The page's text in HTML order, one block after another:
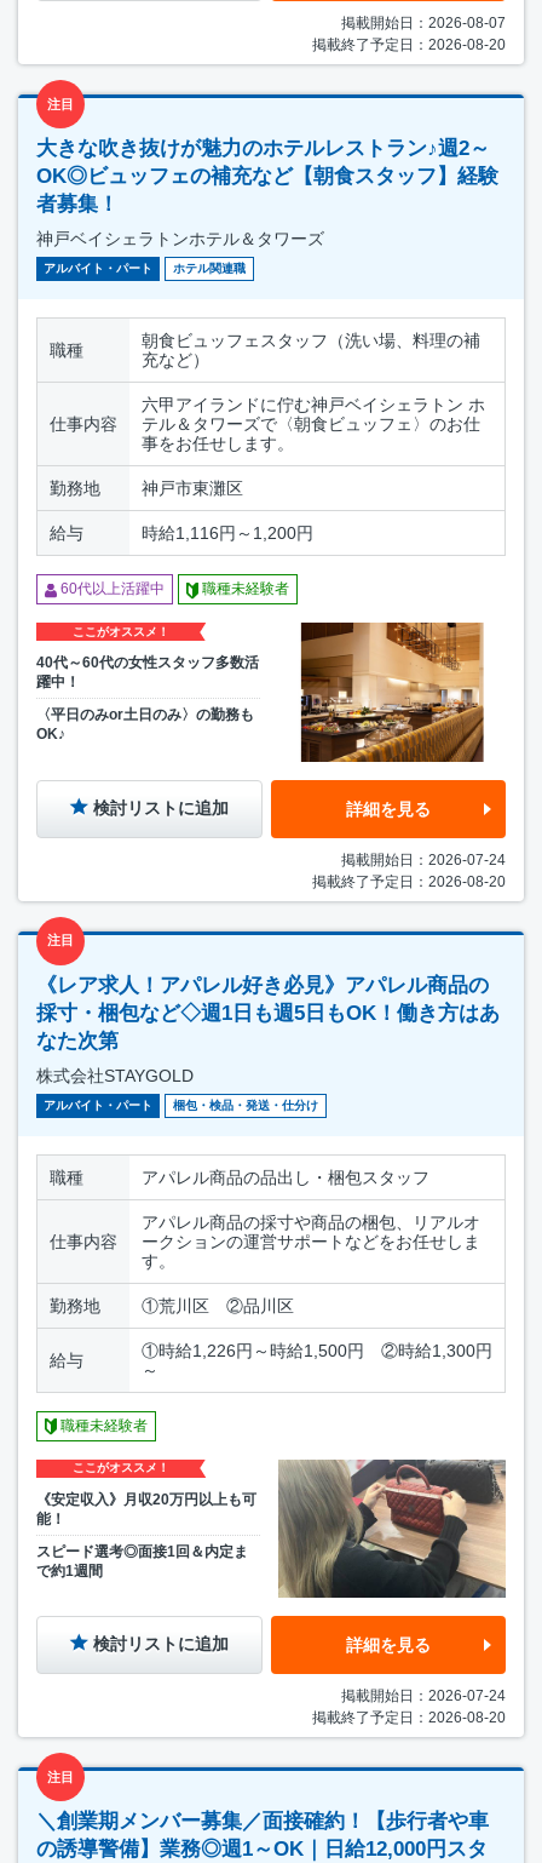
掲載開始日：2026-08-07
掲載終了予定日：2026-08-20
注目
大きな吹き抜けが魅力のホテルレストラン♪週2～
OK◎ビュッフェの補充など【朝食スタッフ】経験
者募集！
神戸ベイシェラトンホテル＆タワーズ
アルバイト・パート ホテル関連職
職種
朝食ビュッフェスタッフ（洗い場、料理の補
充など）
仕事内容
六甲アイランドに佇む神戸ベイシェラトン ホ
テル＆タワーズで〈朝食ビュッフェ〉のお仕
事をお任せします。
勤務地 神戸市東灘区
給与 時給1,116円～1,200円
60代以上活躍中 職種未経験者
ここがオススメ！
40代～60代の女性スタッフ多数活
躍中！
〈平日のみor土日のみ〉の勤務も
OK♪
検討リストに追加 詳細を見る
掲載開始日：2026-07-24
掲載終了予定日：2026-08-20
注目
《レア求人！アパレル好き必見》アパレル商品の
採寸・梱包など◇週1日も週5日もOK！働き方はあ
なた次第
株式会社STAYGOLD
アルバイト・パート 梱包・検品・発送・仕分け
職種 アパレル商品の品出し・梱包スタッフ
仕事内容
アパレル商品の採寸や商品の梱包、リアルオ
ークションの運営サポートなどをお任せしま
す。
勤務地 ①荒川区 ②品川区
給与
①時給1,226円～時給1,500円 ②時給1,300円
～
職種未経験者
ここがオススメ！
《安定収入》月収20万円以上も可
能！
スピード選考◎面接1回＆内定ま
で約1週間
検討リストに追加 詳細を見る
掲載開始日：2026-07-24
掲載終了予定日：2026-08-20
注目
＼創業期メンバー募集／面接確約！【歩行者や車
の誘導警備】業務◎週1～OK｜日給12,000円スタ